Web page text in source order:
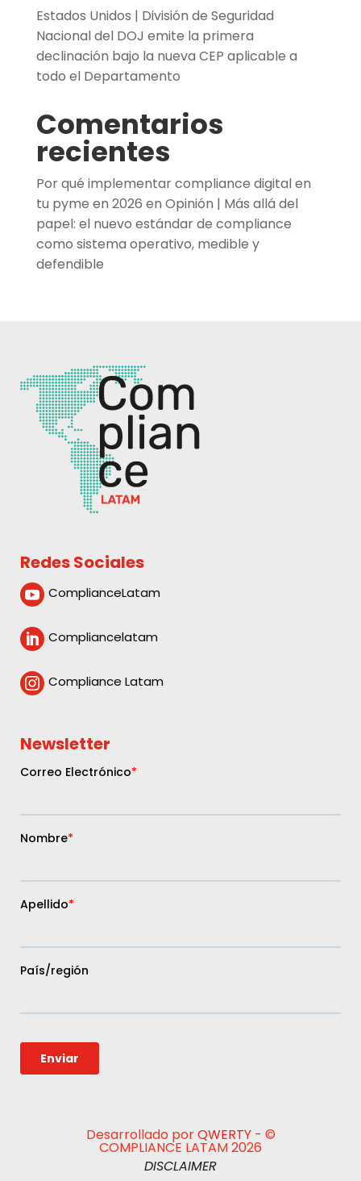
Estados Unidos | División de Seguridad
Nacional del DOJ emite la primera
declinación bajo la nueva CEP aplicable a
todo el Departamento
Comentarios
recientes
Por qué implementar compliance digital en
tu pyme en 2026 en Opinión | Más allá del
papel: el nuevo estándar de compliance
como sistema operativo, medible y
defendible
Redes Sociales
 ComplianceLatam
 Compliancelatam
 Compliance Latam
Newsletter
Desarrollado porQWERTY- ©
COMPLIANCE LATAM 2026
DISCLAIMER